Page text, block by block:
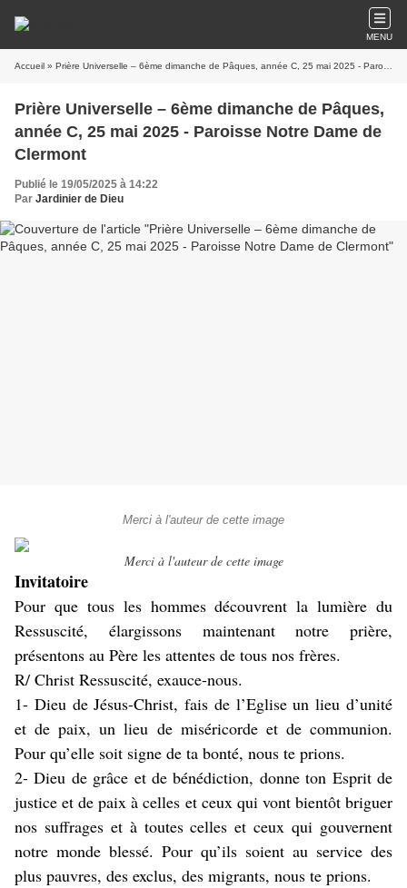
MENU
Accueil » Prière Universelle – 6ème dimanche de Pâques, année C, 25 mai 2025 - Paroisse Notre Dame de Clermont
Prière Universelle – 6ème dimanche de Pâques,
année C, 25 mai 2025 - Paroisse Notre Dame de
Clermont
Publié le 19/05/2025 à 14:22
Par Jardinier de Dieu
Merci à l'auteur de cette image
Merci à l'auteur de cette image
Invitatoire
Pour que tous les hommes découvrent la lumière du
Ressuscité, élargissons maintenant notre prière,
présentons au Père les attentes de tous nos frères.
R/ Christ Ressuscité, exauce-nous.
1- Dieu de Jésus-Christ, fais de l’Eglise un lieu d’unité
et de paix, un lieu de miséricorde et de communion.
Pour qu’elle soit signe de ta bonté, nous te prions.
2- Dieu de grâce et de bénédiction, donne ton Esprit de
justice et de paix à celles et ceux qui vont bientôt briguer
nos suffrages et à toutes celles et ceux qui gouvernent
notre monde blessé. Pour qu’ils soient au service des
plus pauvres, des exclus, des migrants, nous te prions.